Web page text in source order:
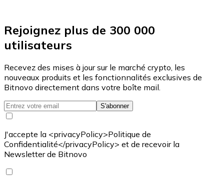
Rejoignez plus de 300 000
utilisateurs
Recevez des mises à jour sur le marché crypto, les
nouveaux produits et les fonctionnalités exclusives de
Bitnovo directement dans votre boîte mail.
S'abonner
J'accepte la <privacyPolicy>Politique de
Confidentialité</privacyPolicy> et de recevoir la
Newsletter de Bitnovo